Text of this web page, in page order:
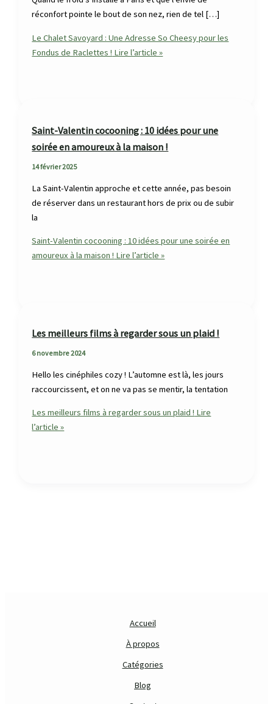
réconfort pointe le bout de son nez, rien de tel […]
Le Chalet Savoyard : Une Adresse So Cheesy pour les
Fondus de Raclettes ! Lire l’article »
Saint-Valentin cocooning : 10 idées pour une
soirée en amoureux à la maison !
14 février 2025
La Saint-Valentin approche et cette année, pas besoin
de réserver dans un restaurant hors de prix ou de subir
la
Saint-Valentin cocooning : 10 idées pour une soirée en
amoureux à la maison ! Lire l’article »
Les meilleurs films à regarder sous un plaid !
6 novembre 2024
Hello les cinéphiles cozy ! L’automne est là, les jours
raccourcissent, et on ne va pas se mentir, la tentation
Les meilleurs films à regarder sous un plaid ! Lire
l’article »
Accueil
À propos
Catégories
Blog